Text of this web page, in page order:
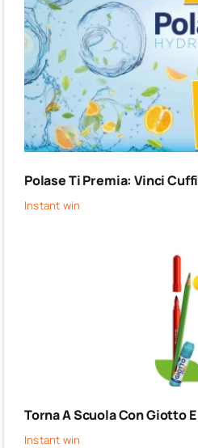
Polase Ti Premia: Vinci
Instant win
Torna A Scuola Con Giotto
Instant win